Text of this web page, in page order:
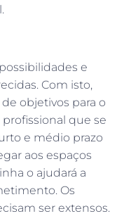
e
Com isto,
objetivos para o
que se
e médio prazo
aos espaços
o ajudará a
Os
ser extensos.